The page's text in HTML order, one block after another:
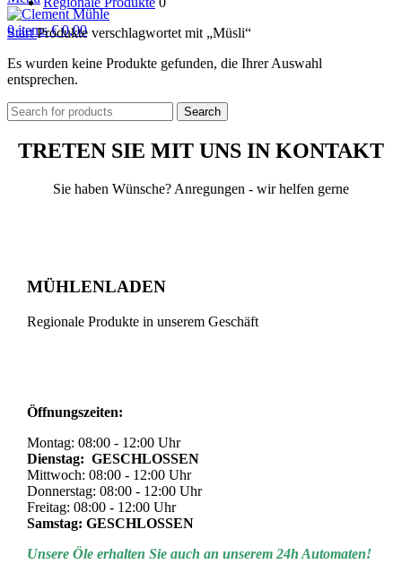
0items €0,00
StartProdukte verschlagwortet mit „Müsli“
Es wurden keine Produkte gefunden, die Ihrer Auswahl
entsprechen.
Search
TRETEN SIE MIT UNS IN KONTAKT
Sie haben Wünsche? Anregungen - wir helfen gerne
MÜHLENLADEN
Regionale Produkte in unserem Geschäft
Öffnungszeiten:
Montag: 08:00 - 12:00 Uhr
Dienstag: GESCHLOSSEN
Mittwoch: 08:00 - 12:00 Uhr
Donnerstag: 08:00 - 12:00 Uhr
Freitag: 08:00 - 12:00 Uhr
Samstag: GESCHLOSSEN
Unsere Öle erhalten Sie auch an unserem 24h Automaten!